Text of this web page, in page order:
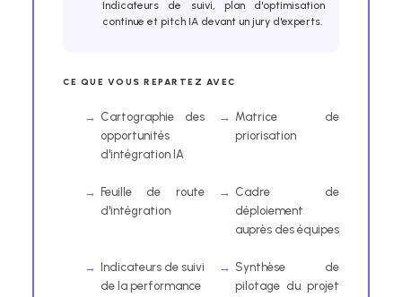
Indicateurs de suivi, plan d'optimisation
continue et pitch IA devant un jury d'experts.
CE QUE VOUS REPARTEZ AVEC
Cartographie des
opportunités
d'intégration IA
Matrice de
priorisation
Feuille de route
d'intégration
Cadre de
déploiement
auprès des équipes
Indicateurs de suivi
de la performance
Synthèse de
pilotage du projet